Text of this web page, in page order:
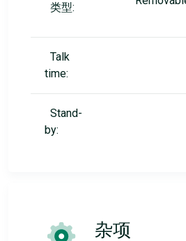
类型:
Talk
time:
Stand-
by:
杂项